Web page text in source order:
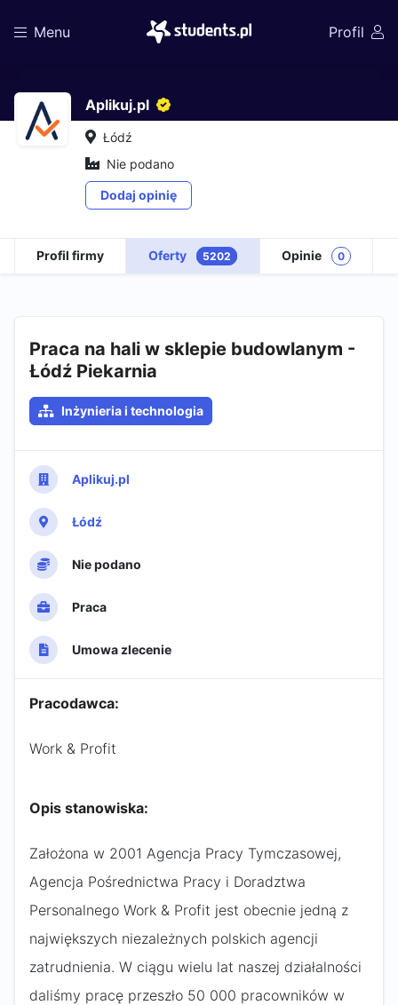
Menu Profil
Aplikuj.pl
Łódź
Nie podano
Dodaj opinię
Profil firmy Oferty 5202 Opinie 0
Praca na hali w sklepie budowlanym -
Łódź Piekarnia
Inżynieria i technologia
Aplikuj.pl
Łódź
Nie podano
Praca
Umowa zlecenie
Pracodawca:
Work & Profit
Opis stanowiska:
Założona w 2001 Agencja Pracy Tymczasowej,
Agencja Pośrednictwa Pracy i Doradztwa
Personalnego Work & Profit jest obecnie jedną z
największych niezależnych polskich agencji
zatrudnienia. W ciągu wielu lat naszej działalności
daliśmy pracę przeszło 50 000 pracowników w